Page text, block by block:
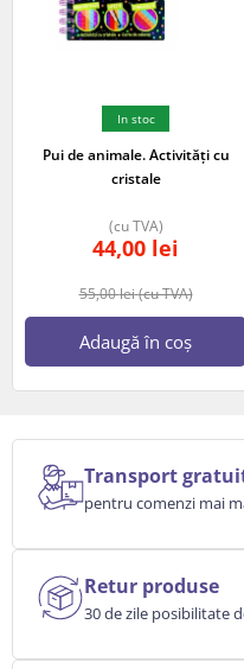
In stoc
Pui de animale. Activități cu
cristale
55,00lei(cu TVA)
44,00 lei
(cu TVA)
Adaugă în coș
Transport
pentru comenzi mai
Retur produse
30 de zile posibilitate